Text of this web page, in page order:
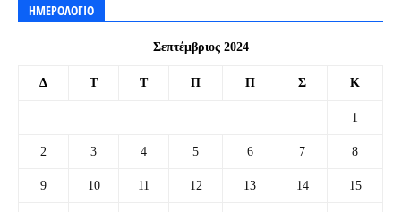
ΗΜΕΡΟΛΟΓΙΟ
Σεπτέμβριος 2024
Δ Τ Τ Π Π Σ Κ
1
2 3 4 5 6 7 8
9 10 11 12 13 14 15